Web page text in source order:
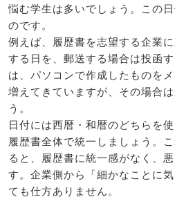
悩む学生は多いでしょう。この
のです。
例えば、履歴書を志望する企業
する日を、郵送する場合は投函
は、パソコンで作成したものを
増えてきていますが、その場合
う。
日付には西暦・和暦のどちらを
履歴書全体で統一しましょう。
ると、履歴書に統一感がなく、
す。企業側から「細かなことに
ても仕方ありません。